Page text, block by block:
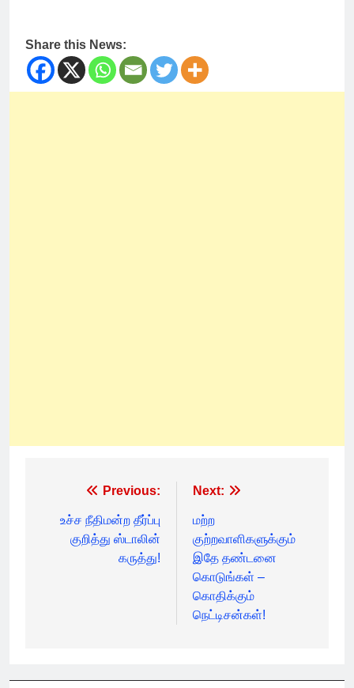
Share this News:
navigation
Previous:
உச்ச நீதிமன்ற தீர்ப்பு
குறித்து ஸ்டாலின்
கருத்து!
Next:
மற்ற
குற்றவாளிகளுக்கும்
இதே தண்டனை
கொடுங்கள் –
கொதிக்கும்
நெட்டிசன்கள்!